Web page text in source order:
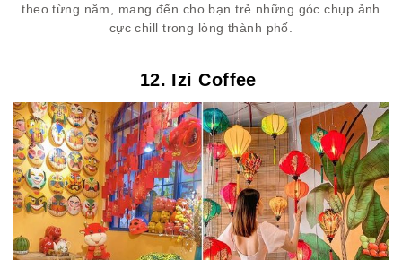
theo từng năm, mang đến cho bạn trẻ những góc chụp ảnh
cực chill trong lòng thành phố.
12. Izi Coffee